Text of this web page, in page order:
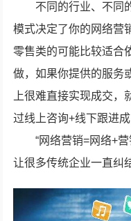
不同的行业、不同
模式决定了你的网络营
零售类的可能比较适合
做，如果你提供的服务
上很难直接实现成交
过线上咨询+线下跟进
“网络营销=网络+
让很多传统企业一直纠